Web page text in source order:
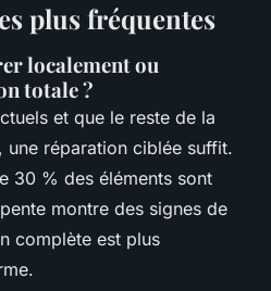
plus fréquentes
localement ou
totale ?
et que le reste de la
une réparation ciblée suffit.
30 % des éléments sont
montre des signes de
complète est plus